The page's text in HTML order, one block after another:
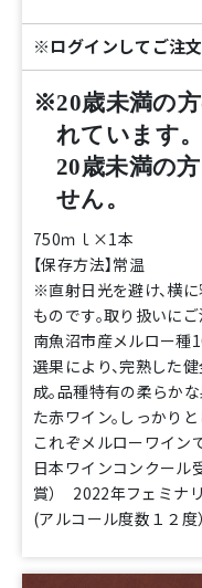
※ログインしてご注文
※20歳未満の
れています。
20歳未満の
せん。
750ｍｌ×1本
【保存方法】常温
※直射日光を避け、横
ものです。取り扱いにご
南魚沼市産メルロー種
選果により、完熟した
成。品種特有の柔らか
た赤ワイン。しっかり
これぞメルローワイン
日本ワインコンクール受
賞） 2022年フェミナ
(アルコール度数１２度）